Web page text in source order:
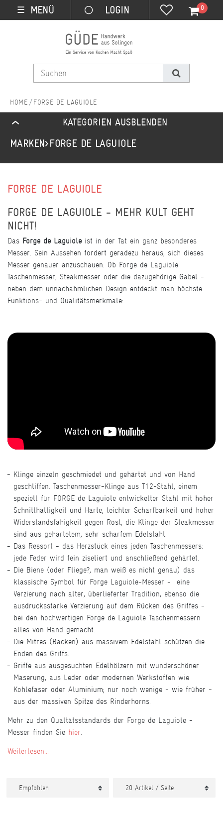
☰ MENÜ 0
FORGE DE LAGUIOLE
KATEGORIEN AUSBLENDEN
MARKEN FORGE DE LAGUIOLE
FORGE DE LAGUIOLE
FORGE DE LAGUIOLE - MEHR KULT GEHT
NICHT!
Das Forge de Laguiole ist in der Tat ein ganz besonderes
Messer. Sein Aussehen fordert geradezu heraus, sich dieses
Messer genauer anzuschauen. Ob Forge de Laguiole
Taschenmesser, Steakmesser oder die dazugehörige Gabel -
neben dem unnachahmlichen Design entdeckt man höchste
Funktions- und Qualitätsmerkmale:
Klinge einzeln geschmiedet und gehärtet und von Hand
geschliffen. Taschenmesser-Klinge aus T12-Stahl, einem
speziell für FORGE de Laguiole entwickelter Stahl mit hoher
Schnitthaltigkeit und Härte, leichter Schärfbarkeit und hoher
Widerstandsfähigkeit gegen Rost, die Klinge der Steakmesser
sind aus gehärtetem, sehr scharfem Edelstahl.
Das Ressort - das Herzstück eines jeden Taschenmessers:
jede Feder wird fein ziseliert und anschließend gehärtet.
Die Biene (oder Fliege?, man weiß es nicht genau) das
klassische Symbol für Forge Laguiole-Messer - eine
Verzierung nach alter, überlieferter Tradition, ebenso die
ausdrucksstarke Verzierung auf dem Rücken des Griffes -
bei den hochwertigen Forge de Laguiole Taschenmessern
alles von Hand gemacht.
Die Mitres (Backen) aus massivem Edelstahl schützen die
Enden des Griffs.
Griffe aus ausgesuchten Edelhölzern mit wunderschöner
Maserung, aus Leder oder modernen Werkstoffen wie
Kohlefaser oder Aluminium; nur noch wenige - wie früher -
aus der massiven Spitze des Rinderhorns.
Mehr zu den Qualtätsstandards der Forge de Laguiole -
Messer finden Sie hier.
Weiterlesen...